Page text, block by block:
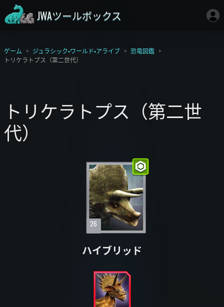
JWAツールボックス
ゲーム ジュラシック・ワールド・アライブ
恐竜図鑑
トリケラトプス（第二世代）
トリケラトプス（第二世
代）
26
ハイブリッド